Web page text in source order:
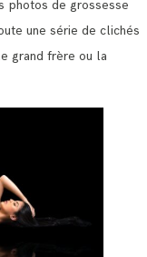
photos de grossesse
une série de clichés
grand frère ou la